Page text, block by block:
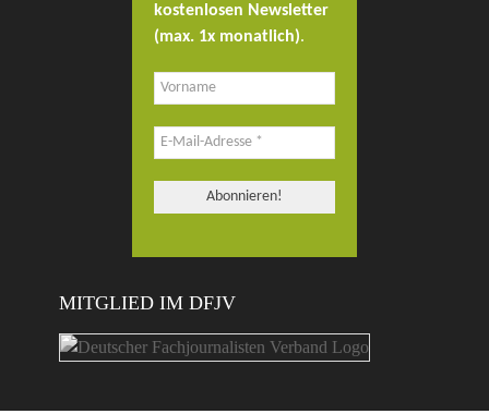
kostenlosen Newsletter
(max. 1x monatlich).
MITGLIED IM DFJV